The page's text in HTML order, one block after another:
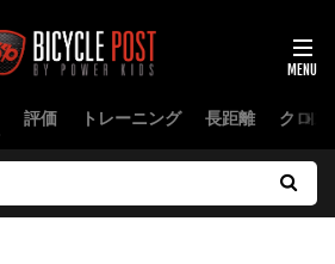
評価 トレーニング 長距離 クロス